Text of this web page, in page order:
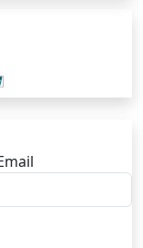
név vagy Email